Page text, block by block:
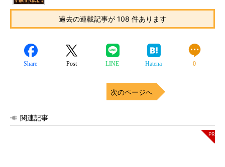
過去の連載記事が 108 件あります
Share Post LINE Hatena 0
次のページへ
関連記事